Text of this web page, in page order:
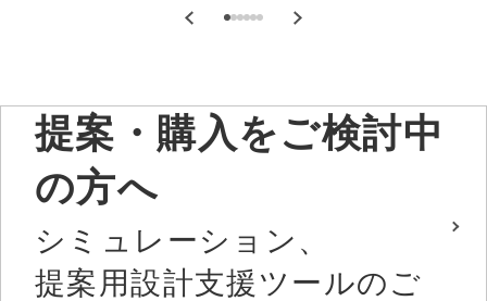
提案・購入をご検討中
の方へ
シミュレーション、
提案用設計支援ツールのご